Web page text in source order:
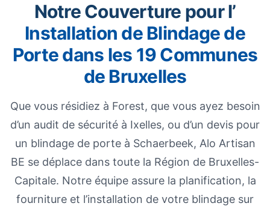
Notre Couverture pour l’
Installation de Blindage de
Porte dans les 19 Communes
de Bruxelles
Que vous résidiez à Forest, que vous ayez besoin
d’un audit de sécurité à Ixelles, ou d’un devis pour
un blindage de porte à Schaerbeek, Alo Artisan
BE se déplace dans toute la Région de Bruxelles-
Capitale. Notre équipe assure la planification, la
fourniture et l’installation de votre blindage sur